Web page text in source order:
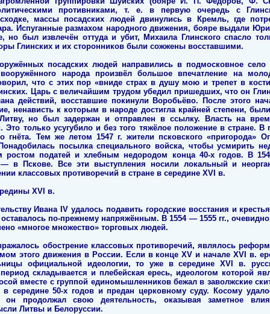
противниками, т. е. в первую очередь с
массы посадских людей двинулись в Кремль, где
Испуганные размахом народного движения, бояре выдали
но был извлечён оттуда и убит, Михаила Глинского спасло
Глинских и их сторонников были сожжены восставшими.
посадских людей направились в подмосковное село
народа произвёл большое впечатление на
что с этих пор «вниде страх в душу мою и трепет в
Царь с величайшим трудом убедил пришедших, что он
действий, восставшие покинули Воробьёво. После этого
ненависть к которым в народе достигла крайней степени,
но был задержан и отправлен в ссылку. Власть на
Это только усугубило и без того тяжёлое положение в стране. В
гнёта. Тем же летом 1547 г. жители псковского «пригорода»
посылка специального войска, чтобы усмирить
ростом податей и хлебным недородом конца 40-х годов. В
в Пскове. Все эти выступления носили локальный и
классовых противоречий в стране в середине XVI в.
XVI в.
Ивана IV удалось подавить городские восстания и
по-прежнему напряжённым. В 1554 — 1555 гг.,
«многое множество» торговых людей.
обострение классовых противоречий, являлось
этого движения в России. Если в конце XV и начале XVI в.
официальной идеологии, то уже в середине XVI в.
складывается и плебейская ересь, идеологом которой
вместе с группой единомышленников бежал в заволжские
середине 50-х годов и предан церковному суду. Косому
он продолжал свою деятельность, оказывая заметное
Литвы и Белоруссии.